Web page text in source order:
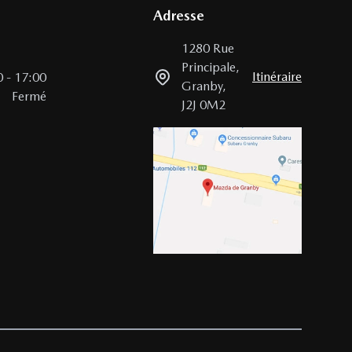
- 17:00
Fermé
Adresse
1280 Rue
Principale,
Granby,
J2J 0M2
Itinéraire